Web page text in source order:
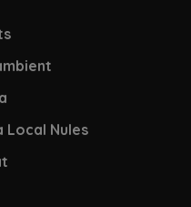
Local Nules